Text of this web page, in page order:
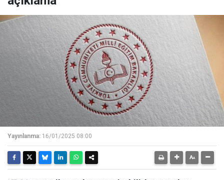
Yayınlanma: 16/01/2025 08:00